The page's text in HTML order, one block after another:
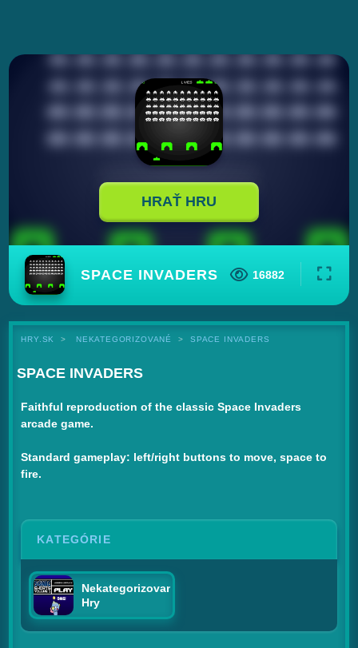
HRAŤ HRU
SPACE INVADERS 16882
HRY.SK NEKATEGORIZOVANÉ SPACE INVADERS
SPACE INVADERS
Faithful reproduction of the classic Space Invaders
arcade game.
Standard gameplay: left/right buttons to move, space to
fire.
KATEGÓRIE
Nekategorizované
Hry